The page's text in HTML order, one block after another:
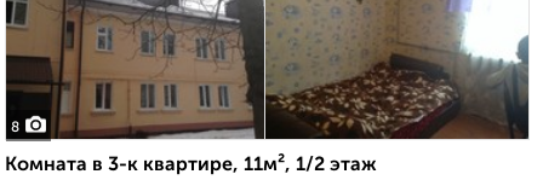
8
Комната в 3-к квартире, 11м², 1/2 этаж